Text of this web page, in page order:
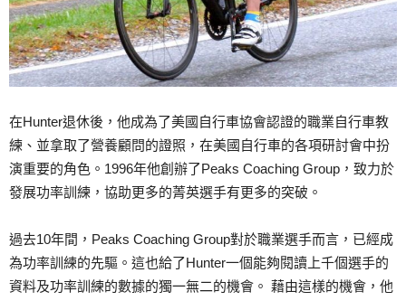
在Hunter退休後，他成為了美國自行車協會認證的職業自行車教
練、並拿取了營養顧問的證照，在美國自行車的各項研討會中扮
演重要的角色。1996年他創辦了Peaks Coaching Group，致力於
發展功率訓練，協助更多的菁英選手有更多的突破。
過去10年間，Peaks Coaching Group對於職業選手而言，已經成
為功率訓練的先驅。這也給了Hunter一個能夠閱讀上千個選手的
資料及功率訓練的數據的獨一無二的機會。 藉由這樣的機會，他